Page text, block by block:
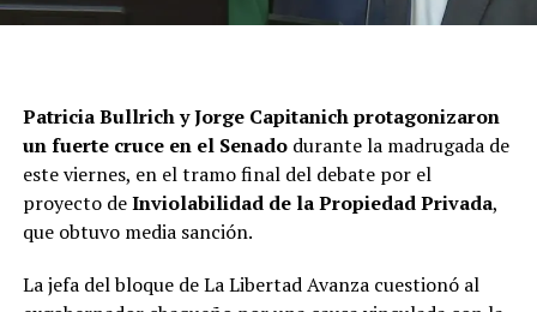
sanción, el presidenteJavier Mileicelebró la victoria
conseguida por el bloque libertario. Por medio de su
cuenta en Instagram, compartió una imagen de los
resultados de la votación y agregó su clásica arenga:
“Viva la libertad, carajo”.
No obstante, las primeras reacciones surgieron después
Patricia Bullrich y Jorge Capitanich protagonizaron
un fuerte cruce en el Senadodurante la madrugada de
este viernes, en el tramo final del debate por el
proyecto deInviolabilidad de la Propiedad Privada,
que obtuvo media sanción.
La jefa del bloque de La Libertad Avanza cuestionó al